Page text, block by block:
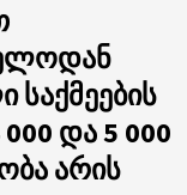
საქმეების
და 5 000
არის